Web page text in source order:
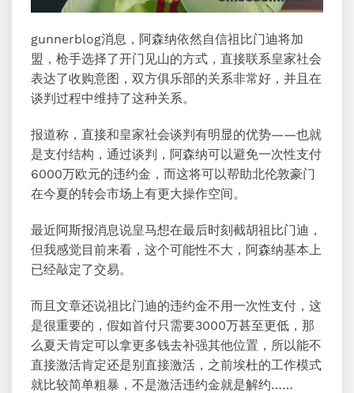
gunnerblog消息，阿森纳依然自信祖比门迪将加
盟，枪手选择了开门见山的方式，直接联系皇家社会
表达了收购意图，双方俱乐部的关系非常好，并且在
谈判过程中维持了这种关系。
报道称，直接和皇家社会谈判有明显的优势——也就
是支付结构，通过谈判，阿森纳可以避免一次性支付
6000万欧元的违约金，而这将可以帮助北伦敦豪门
在今夏的转会市场上有更大操作空间。
最近阿斯报消息说皇马想在最后时刻截胡祖比门迪，
但我感觉目前来看，这个可能性不大，阿森纳基本上
已经敲定了交易。
而且文章还说祖比门迪的违约金不用一次性支付，这
是很重要的，假如首付只需要3000万甚至更低，那
么夏天肯定可以拿更多钱去补强其他位置，所以能不
直接激活肯定还是别直接激活，之前埃杜的工作模式
就比较简单粗暴，不是激活违约金就是解约……